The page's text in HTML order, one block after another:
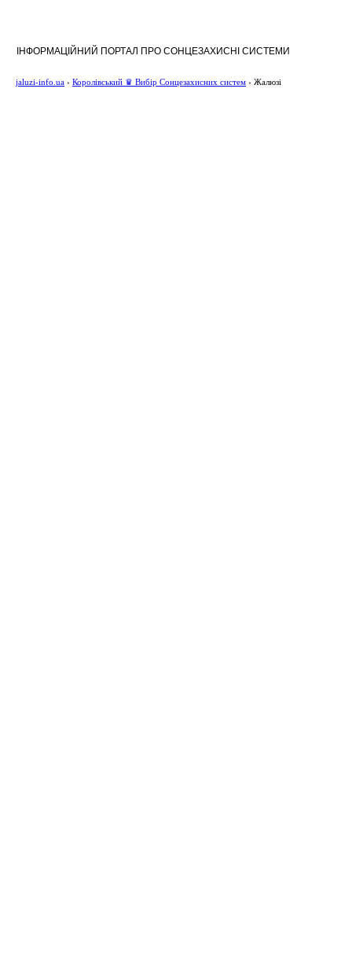
ІНФОРМАЦІЙНИЙ ПОРТАЛ ПРО СОНЦЕЗАХИСНІ СИСТЕМИ
jaluzi-info.ua › Королівський ♛ Вибір Сонцезахисних систем › Жалюзі